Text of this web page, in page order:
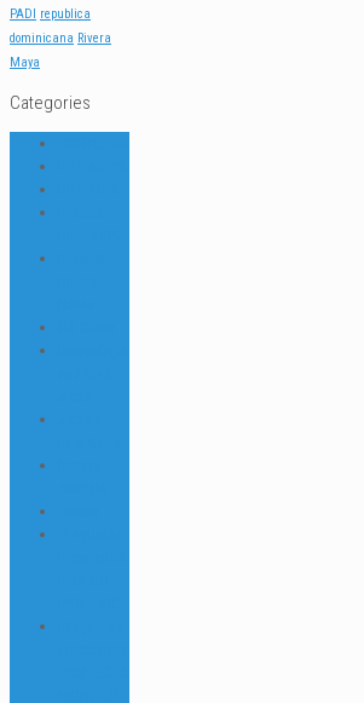
PADI
republica
dominicana Rivera
Maya
Categories